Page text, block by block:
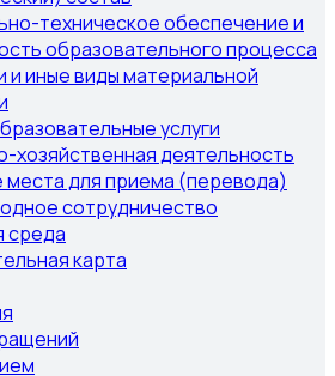
техническое обеспечение и
образовательного процесса
и иные виды материальной
услуги
хозяйственная деятельность
места для приема (перевода)
сотрудничество
среда
карта